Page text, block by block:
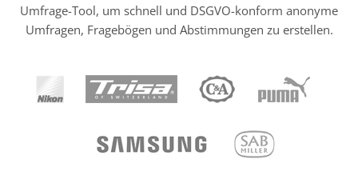
Umfrage-Tool, um schnell und DSGVO-konform anonyme
Umfragen, Fragebögen und Abstimmungen zu erstellen.